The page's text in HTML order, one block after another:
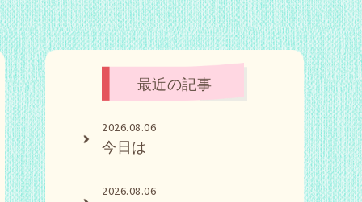
最近の記事
2026.08.06
今日は
2026.08.06